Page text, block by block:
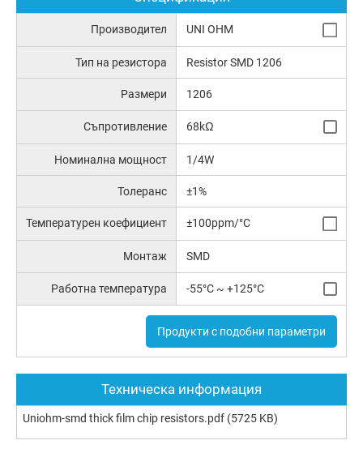
Производител UNI OHM
Тип на резистора Resistor SMD 1206
Размери 1206
Съпротивление 68kΩ
Номинална мощност 1/4W
Толеранс ±1%
Температурен коефициент ±100ppm/°C
Монтаж SMD
Работна температура -55°C ~ +125°C
Продукти с подобни параметри
Техническа информация
Uniohm-smd thick film chip resistors.pdf (5725 KB)